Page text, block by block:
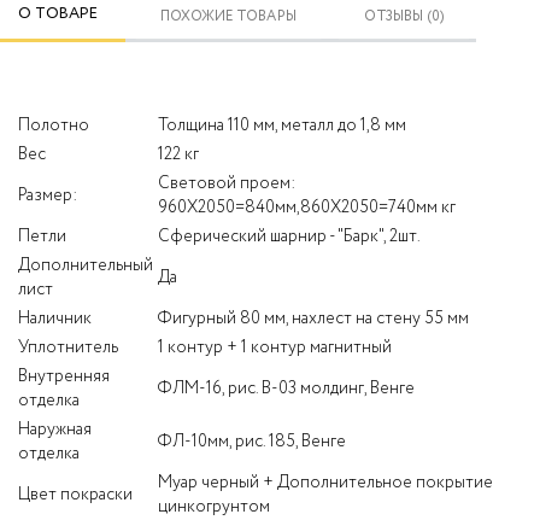
О ТОВАРЕ ПОХОЖИЕ ТОВАРЫ ОТЗЫВЫ (0)
Полотно
Толщина 110 мм, металл до 1,8 мм
Вес
122 кг
Размер:
Световой проем:
960Х2050=840мм,860Х2050=740мм кг
Петли
Сферический шарнир - "Барк", 2шт.
Дополнительный
лист
Да
Наличник
Фигурный 80 мм, нахлест на стену 55 мм
Уплотнитель
1 контур + 1 контур магнитный
Внутренняя
отделка
ФЛМ-16, рис. В-03 молдинг, Венге
Наружная
отделка
ФЛ-10мм, рис. 185, Венге
Цвет покраски
Муар черный + Дополнительное покрытие
цинкогрунтом